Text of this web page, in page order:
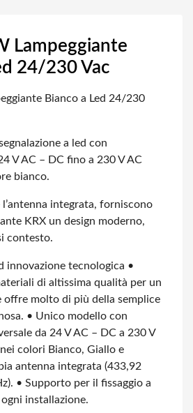
Lampeggiante
24/230 Vac
Bianco a Led 24/230
a led con
V AC – DC fino a 230 V AC
bianco.
l’antenna integrata, forniscono
KRX un design moderno,
contesto.
innovazione tecnologica •
di altissima qualità per un
offre molto di più della semplice
• Unico modello con
da 24 V AC – DC a 230 V
colori Bianco, Giallo e
antenna integrata (433,92
• Supporto per il fissaggio a
installazione.